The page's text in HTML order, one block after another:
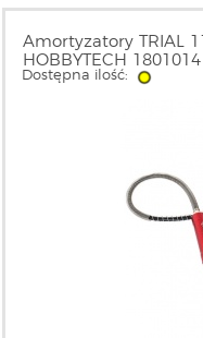
Amortyzatory TRIAL
HOBBYTECH 1801014
Dostępna ilość: